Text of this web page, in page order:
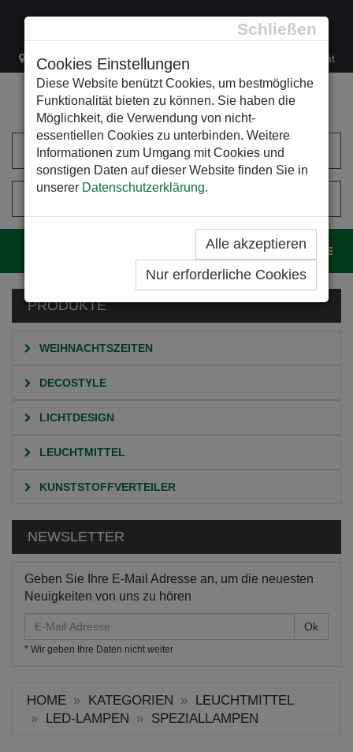
Schließen
Cookies Einstellungen
Diese Website benützt Cookies, um bestmögliche
Funktionalität bieten zu können. Sie haben die
Möglichkeit, die Verwendung von nicht-
essentiellen Cookies zu unterbinden. Weitere
Informationen zum Umgang mit Cookies und
sonstigen Daten auf dieser Website finden Sie in
unserer Datenschutzerklärung.
Alle akzeptieren
Nur erforderliche Cookies
Lacknergasse 78 +43/1/470 37 00 office@leso.at
EINKAUFSWAGEN
PRODUKTE
WEIHNACHTSZEITEN
DECOSTYLE
LICHTDESIGN
LEUCHTMITTEL
KUNSTSTOFFVERTEILER
NEWSLETTER
Geben Sie Ihre E-Mail Adresse an, um die neuesten
Neuigkeiten von uns zu hören
Mail
Adresse
* Wir geben Ihre Daten nicht weiter
HOME KATEGORIEN
LEUCHTMITTEL
LED-LAMPEN
SPEZIALLAMPEN